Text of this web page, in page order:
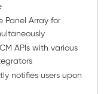
Panel Array for
APIs with various
notifies users upon